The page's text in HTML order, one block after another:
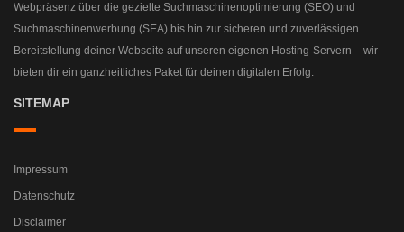
Webpräsenz über die gezielte Suchmaschinenoptimierung (SEO) und
Suchmaschinenwerbung (SEA) bis hin zur sicheren und zuverlässigen
Bereitstellung deiner Webseite auf unseren eigenen Hosting-Servern – wir
bieten dir ein ganzheitliches Paket für deinen digitalen Erfolg.
SITEMAP
Impressum
Datenschutz
Disclaimer